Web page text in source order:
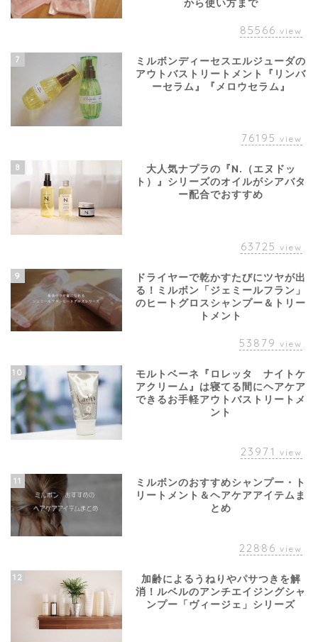
から使い方まで
85566 view
7
ミルボンディーセスエルジューダの
アウトバストリートメント『リンバ
ーセラム』『メロウセラム』
76195 view
8
大人気ナプラの『N.（エヌドッ
ト）』シリーズのオイルがシアバタ
ー配合でおすすめ
63725 view
9
ドライヤーで乾かすたびにツヤが出
る！ミルボン「ジェミールフラン」
のヒートグロスシャンプー＆トリー
トメント
53879 view
10
モルトベーネ『ロレッタ ナイトケ
アクリーム』は寝てる間にヘアケア
できるお手軽アウトバストリートメ
ント
23971 view
11
ミルボンのおすすめシャンプー・ト
リートメント＆ヘアケアアイテムま
とめ
22886 view
12
加齢によるうねりやパサつきを解
消！ルベルのアンチエイジングシャ
ンプー「ヴィージェ」シリーズ